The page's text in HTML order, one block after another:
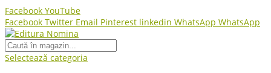
Facebook YouTube
Facebook Twitter Email Pinterest linkedin WhatsApp WhatsApp
Selectează categoria